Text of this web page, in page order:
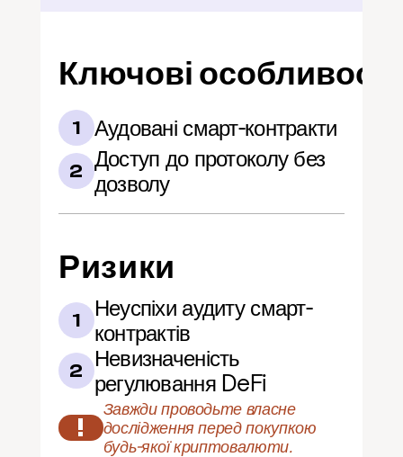
Ключові особливості
1 Аудовані смарт-контракти
2 Доступ до протоколу без
дозволу
Ризики
1
Неуспіхи аудиту смарт-
контрактів
2
Невизначеність
регулювання DeFi
!
Завжди проводьте власне
дослідження перед покупкою
будь-якої криптовалюти.